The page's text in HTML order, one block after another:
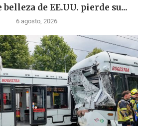
de EE.UU. pierde su...
6 agosto, 2026